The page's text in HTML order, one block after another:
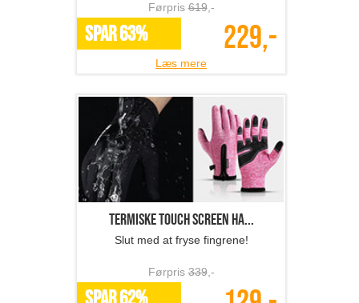
Førpris619,-
SPAR 63% 229,-
Læs mere
Termiske touch screen ha...
Slut med at fryse fingrene!
Førpris339,-